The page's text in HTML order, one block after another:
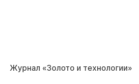
Журнал «Золото и технологии»